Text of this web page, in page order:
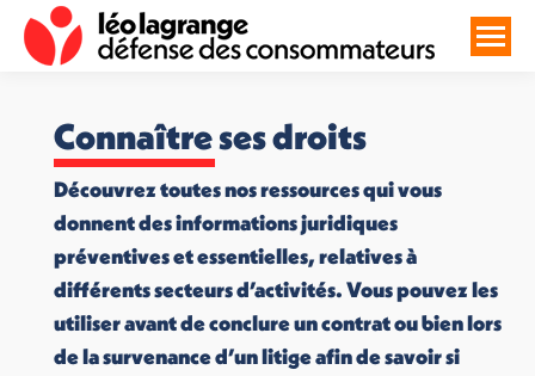
Connaître ses droits
Découvrez toutes nos ressources qui vous
donnent des informations juridiques
préventives et essentielles, relatives à
différents secteurs d’activités. Vous pouvez les
utiliser avant de conclure un contrat ou bien lors
de la survenance d’un litige afin de savoir si